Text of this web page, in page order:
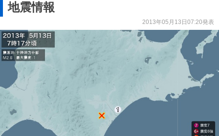
地震情報
2013年05月13日07:20発表